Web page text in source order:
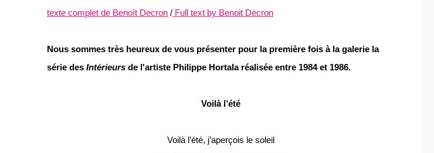
texte complet de Benoît Decron / Full text by Benoit Decron
Nous sommes très heureux de vous présenter pour la première fois à la galerie la
série des Intérieurs de l'artiste Philippe Hortala réalisée entre 1984 et 1986.
Voilà l’été
Voilà l’été, j’aperçois le soleil